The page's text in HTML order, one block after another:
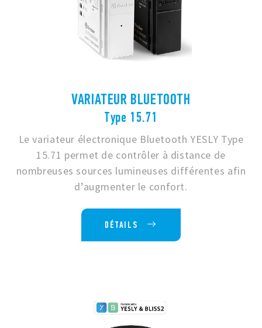
VARIATEUR BLUETOOTH
Type 15.71
Le variateur électronique Bluetooth YESLY Type
15.71 permet de contrôler à distance de
nombreuses sources lumineuses différentes afin
d’augmenter le confort.
DÉTAILS